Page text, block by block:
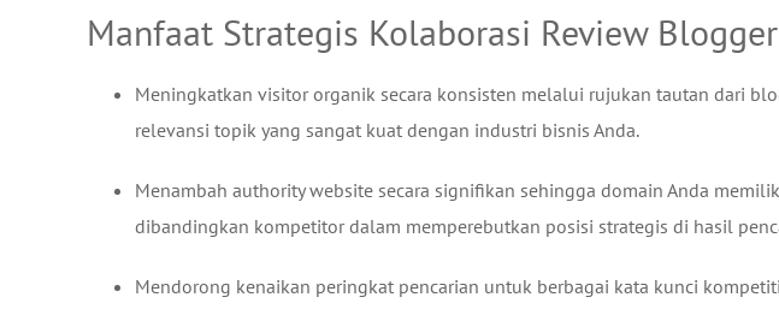
Manfaat Strategis Kolaborasi Review Blogger
Meningkatkan visitor organik secara konsisten melalui rujukan tautan dari
relevansi topik yang sangat kuat dengan industri bisnis Anda.
Menambah authority website secara signifikan sehingga domain Anda
dibandingkan kompetitor dalam memperebutkan posisi strategis di hasil
Mendorong kenaikan peringkat pencarian untuk berbagai kata kunci